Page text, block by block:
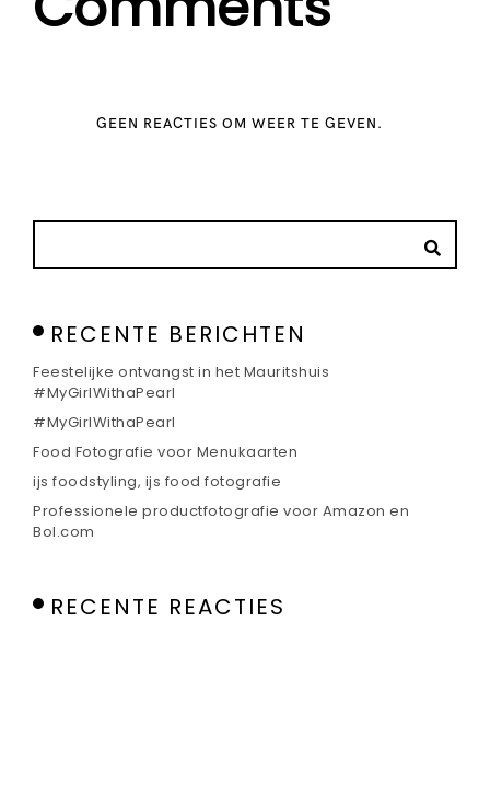
GEEN REACTIES OM WEER TE GEVEN.
RECENTE BERICHTEN
Feestelijke ontvangst in het Mauritshuis
#MyGirlWithaPearl
#MyGirlWithaPearl
Food Fotografie voor Menukaarten
ijs foodstyling, ijs food fotografie
Professionele productfotografie voor Amazon en
Bol.com
RECENTE REACTIES